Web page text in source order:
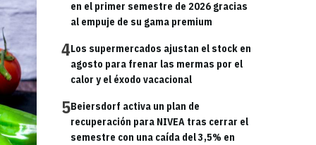
en el primer semestre de 2026 gracias
al empuje de su gama premium
4Los supermercados ajustan el stock en
agosto para frenar las mermas por el
calor y el éxodo vacacional
5Beiersdorf activa un plan de
recuperación para NIVEA tras cerrar el
semestre con una caída del 3,5% en